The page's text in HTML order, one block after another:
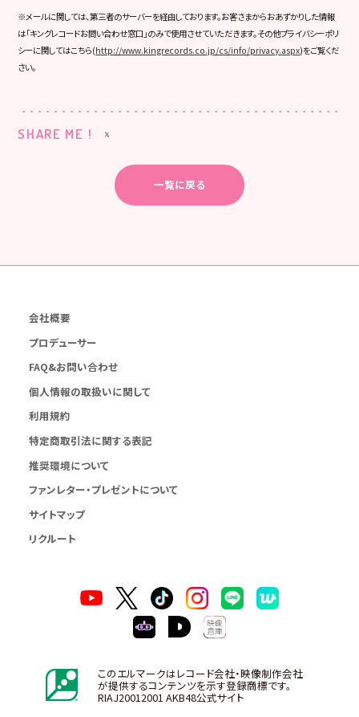
※メールに関しては、第三者のサーバーを経由しております。お客さまからおあずかりした情報
は「キングレコードお問い合わせ窓口」のみで使用させていただきます。その他プライバシーポリ
シーに関してはこちら(http://www.kingrecords.co.jp/cs/info/privacy.aspx)をご覧くだ
さい。
SHARE ME !
一覧に戻る
会社概要
プロデューサー
FAQ&お問い合わせ
個人情報の取扱いに関して
利用規約
特定商取引法に関する表記
推奨環境について
ファンレター・プレゼントについて
サイトマップ
リクルート
このエルマークはレコード会社・映像制作会社
が提供するコンテンツを示す登録商標です。
RIAJ20012001 AKB48公式サイト